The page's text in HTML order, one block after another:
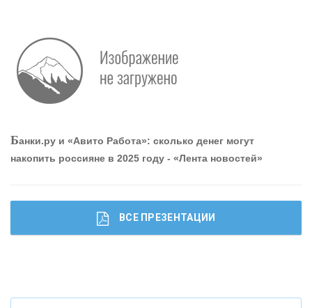
привлечь и удержать персонал - «Интервью»
Что будет с наличными деньгами при цифровом
Банки.ру и «Авито Работа»: сколько денег могут
накопить россияне в 2025 году - «Лента новостей»
ВСЕ ПРЕЗЕНТАЦИИ